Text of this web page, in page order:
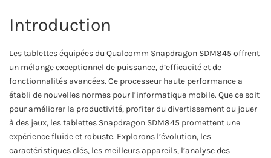
Introduction
Les tablettes équipées du Qualcomm Snapdragon SDM845 offrent
un mélange exceptionnel de puissance, d’efficacité et de
fonctionnalités avancées. Ce processeur haute performance a
établi de nouvelles normes pour l’informatique mobile. Que ce soit
pour améliorer la productivité, profiter du divertissement ou jouer
à des jeux, les tablettes Snapdragon SDM845 promettent une
expérience fluide et robuste. Explorons l’évolution, les
caractéristiques clés, les meilleurs appareils, l’analyse des